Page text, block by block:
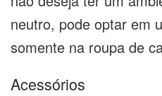
neutro, pode optar em
somente na roupa de
Acessórios